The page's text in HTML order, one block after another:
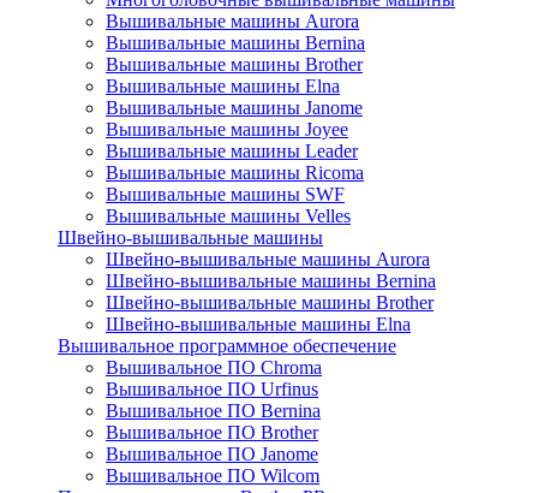
Вышивальные машины Aurora
Вышивальные машины Bernina
Вышивальные машины Brother
Вышивальные машины Elna
Вышивальные машины Janome
Вышивальные машины Joyee
Вышивальные машины Leader
Вышивальные машины Ricoma
Вышивальные машины SWF
Вышивальные машины Velles
Швейно-вышивальные машины
Швейно-вышивальные машины Aurora
Швейно-вышивальные машины Bernina
Швейно-вышивальные машины Brother
Швейно-вышивальные машины Elna
Вышивальное программное обеспечение
Вышивальное ПО Chroma
Вышивальное ПО Urfinus
Вышивальное ПО Bernina
Вышивальное ПО Brother
Вышивальное ПО Janome
Вышивальное ПО Wilcom